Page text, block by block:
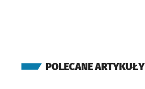
POLECANE ARTYKUŁY